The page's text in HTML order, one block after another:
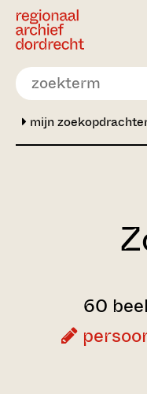
Ga direct naar de inhoud
mijn
60